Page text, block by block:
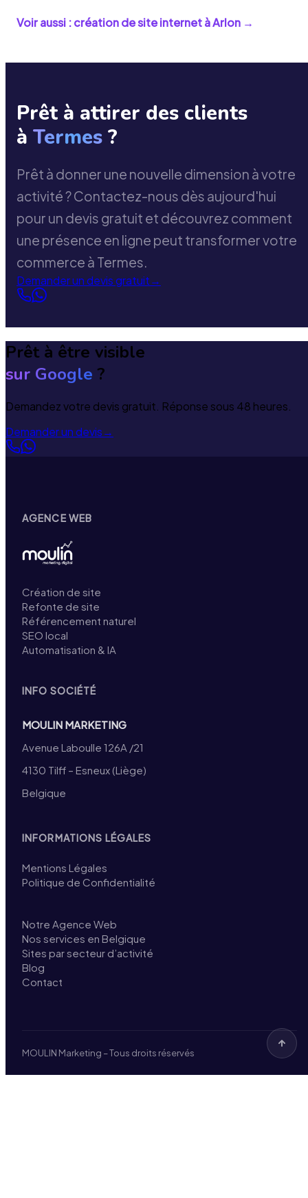
Voir aussi : création de site internet àArlon →
Prêt à attirer des clients
à Termes ?
Prêt à donner une nouvelle dimension à votre
activité ? Contactez-nous dès aujourd'hui
pour un devis gratuit et découvrez comment
une présence en ligne peut transformer votre
commerce à Termes.
Demander un devis gratuit→
Prêt à être visible
sur Google ?
Demandez votre devis gratuit. Réponse sous 48 heures.
Demander un devis→
AGENCE WEB
Création de site
Refonte de site
Référencement naturel
SEO local
Automatisation & IA
INFO SOCIÉTÉ
MOULIN MARKETING
Avenue Laboulle 126A /21
4130 Tilff – Esneux (Liège)
Belgique
INFORMATIONS LÉGALES
Mentions Légales
Politique de Confidentialité
Notre Agence Web
Nos services en Belgique
Sites par secteur d’activité
Blog
Contact
MOULIN Marketing – Tous droits réservés